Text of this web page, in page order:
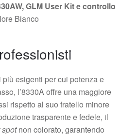
GLM User Kit e controllo
Bianco
esigenti per cui potenza e
l’8330A offre una maggiore
rispetto al suo fratello minore
trasparente e fedele, il
non colorato, garantendo